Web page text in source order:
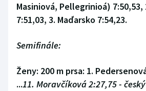
Masiniová, Pellegrinioá) 7:50,53,
7:51,03, 3. Maďarsko 7:54,23.
Semifinále:
Ženy: 200 m prsa: 1.
...11. Moravčíková 2:27,75 -